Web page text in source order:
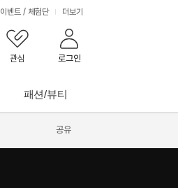
관심 로그인
이벤트 / 체험단 더보기
패션/뷰티
공유